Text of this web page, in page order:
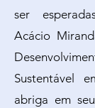
ser
Acácio
Sustentável
abriga em